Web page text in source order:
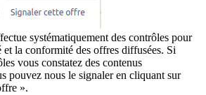
systématiquement des contrôles pour
la conformité des offres diffusées. Si
vous constatez des contenus
pouvez nous le signaler en cliquant sur
».